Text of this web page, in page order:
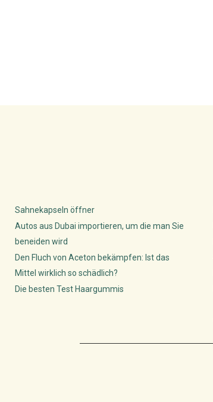
Sahnekapseln öffner
Autos aus Dubai importieren, um die man Sie
beneiden wird
Den Fluch von Aceton bekämpfen: Ist das
Mittel wirklich so schädlich?
Die besten Test Haargummis